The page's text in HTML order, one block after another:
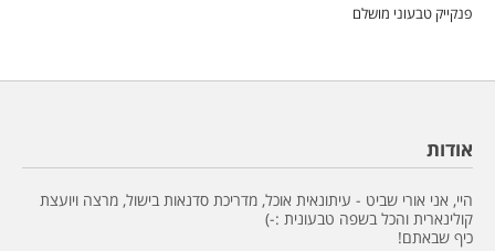
פנקייק טבעוני מושלם
אודות
היי, אני אורי שביט - עיתונאית אוכל, מדריכת סדנאות בישול, מרצה ויועצת
קולינארית והכל בשפה טבעונית :-)
כיף שבאתם!